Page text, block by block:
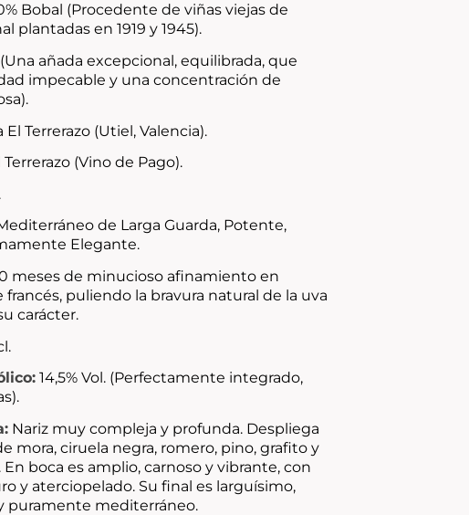
Bobal (Procedente de viñas viejas de
plantadas en 1919 y 1945).
(Una añada excepcional, equilibrada, que
impecable y una concentración de
El Terrerazo (Utiel, Valencia).
Terrerazo (Vino de Pago).
de Larga Guarda, Potente,
Elegante.
meses de minucioso afinamiento en
francés, puliendo la bravura natural de la uva
carácter.
14,5% Vol. (Perfectamente integrado,
Nariz muy compleja y profunda. Despliega
mora, ciruela negra, romero, pino, grafito y
boca es amplio, carnoso y vibrante, con
y aterciopelado. Su final es larguísimo,
puramente mediterráneo.